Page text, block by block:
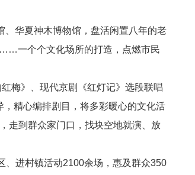
、华夏神木博物馆，盘活闲置八年的老
一个个文化场所的打造，点燃市民
梅》、现代京剧《红灯记》选段联唱
精心编排剧目，将多彩暖心的文化活
走到群众家门口，找块空地就演、放
、进村镇活动2100余场，惠及群众350